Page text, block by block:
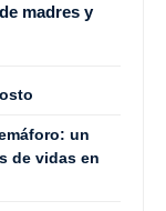
madres y
un
de vidas en